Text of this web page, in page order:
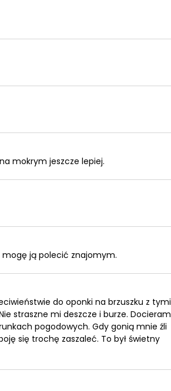
mokrym jeszcze lepiej.
mogę ją polecić znajomym.
do oponki na brzuszku z tymi
straszne mi deszcze i burze. Docieram
pogodowych. Gdy gonią mnie źli
się trochę zaszaleć. To był świetny